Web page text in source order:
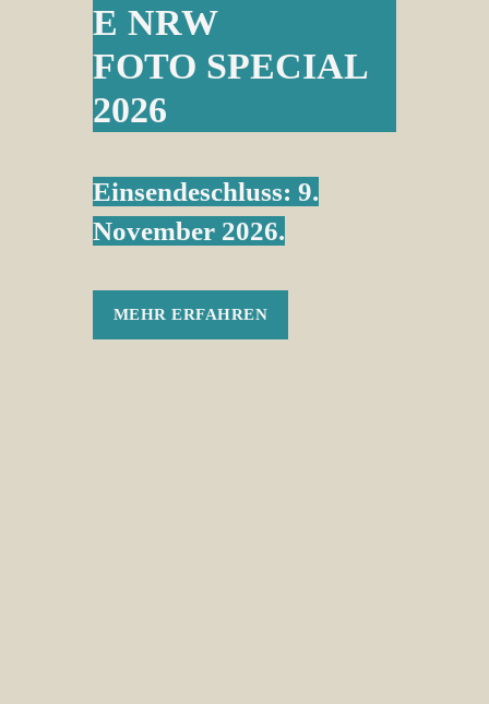
E NRW
FOTO SPECIAL
2026
Einsendeschluss: 9.
November 2026.
MEHR ERFAHREN